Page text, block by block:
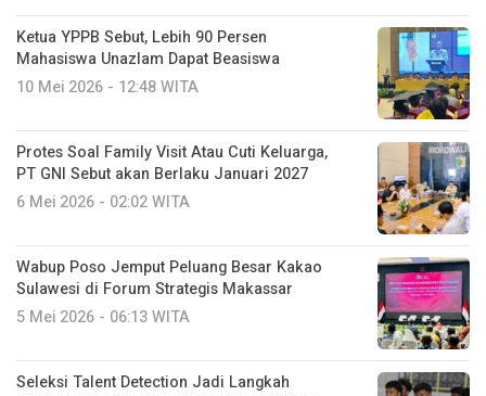
Ketua YPPB Sebut, Lebih 90 Persen
Mahasiswa Unazlam Dapat Beasiswa
10 Mei 2026 - 12:48 WITA
Protes Soal Family Visit Atau Cuti Keluarga,
PT GNI Sebut akan Berlaku Januari 2027
6 Mei 2026 - 02:02 WITA
Wabup Poso Jemput Peluang Besar Kakao
Sulawesi di Forum Strategis Makassar
5 Mei 2026 - 06:13 WITA
Seleksi Talent Detection Jadi Langkah